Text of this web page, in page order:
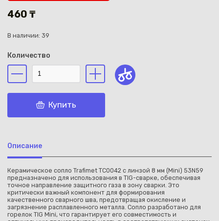
460 ₸
В наличии: 39
Количество
Купить
Описание
Керамическое сопло Trafimet TC0042 с линзой 8 мм (Mini) 53N59
предназначено для использования в TIG-сварке, обеспечивая
точное направление защитного газа в зону сварки. Это
критически важный компонент для формирования
качественного сварного шва, предотвращая окисление и
загрязнение расплавленного металла. Сопло разработано для
горелок TIG Mini, что гарантирует его совместимость и